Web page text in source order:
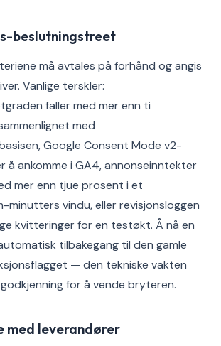
beslutningstreet
må avtales på forhånd og angis
Vanlige terskler:
faller med mer enn ti
med
Google Consent Mode v2-
å ankomme i GA4, annonseinntekter
mer enn tjue prosent i et
minutters vindu, eller revisjonsloggen
kvitteringer for en testøkt. Å nå en
tilbakegang til den gamle
— den tekniske vakten
for å vende bryteren.
med leverandører